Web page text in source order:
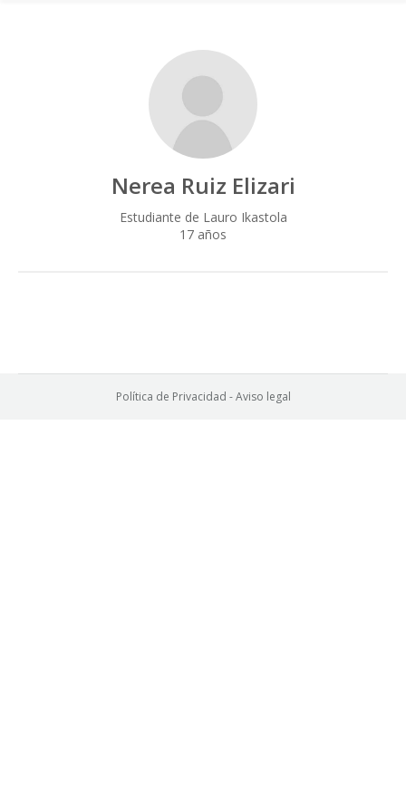
Nerea Ruiz Elizari
Estudiante de Lauro Ikastola
17 años
Política de Privacidad -Aviso legal